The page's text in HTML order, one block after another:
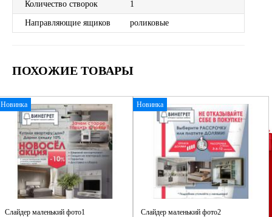
Количество створок 1
Направляющие ящиков роликовые
ПОХОЖИЕ ТОВАРЫ
Новинка
Слайдер маленький фото1
Новинка
Слайдер маленький фото2